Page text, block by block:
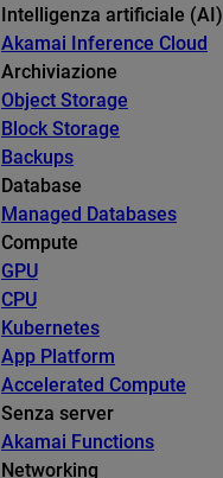
Intelligenza artificiale (AI)
Akamai Inference Cloud
Archiviazione
Object Storage
Block Storage
Backups
Database
Managed Databases
Compute
GPU
CPU
Kubernetes
App Platform
Accelerated Compute
Senza server
Akamai Functions
Networking